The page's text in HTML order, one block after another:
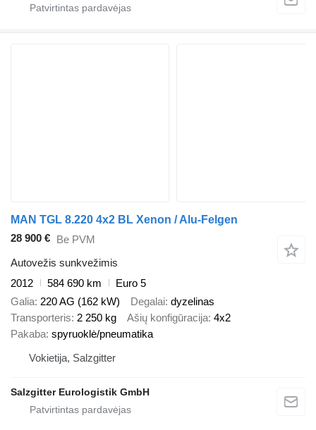
MAN TGL 8.220 4x2 BL Xenon / Alu-Felgen
28 900 € Be PVM
Autovežis sunkvežimis
2012
584 690 km
Euro 5
Galia 220 AG (162 kW) Degalai dyzelinas
Transporteris 2 250 kg Ašių konfigūracija 4x2
Pakaba spyruoklė/pneumatika
Vokietija, Salzgitter
Salzgitter Eurologistik GmbH